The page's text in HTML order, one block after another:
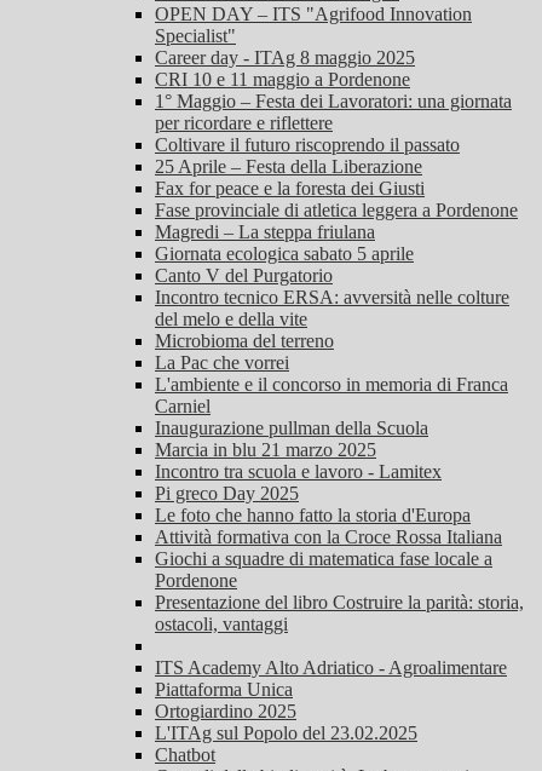
OPEN DAY – ITS "Agrifood Innovation
Specialist"
Career day - ITAg 8 maggio 2025
CRI 10 e 11 maggio a Pordenone
1° Maggio – Festa dei Lavoratori: una giornata
per ricordare e riflettere
Coltivare il futuro riscoprendo il passato
25 Aprile – Festa della Liberazione
Fax for peace e la foresta dei Giusti
Fase provinciale di atletica leggera a Pordenone
Magredi – La steppa friulana
Giornata ecologica sabato 5 aprile
Canto V del Purgatorio
Incontro tecnico ERSA: avversità nelle colture
del melo e della vite
Microbioma del terreno
La Pac che vorrei
L'ambiente e il concorso in memoria di Franca
Carniel
Inaugurazione pullman della Scuola
Marcia in blu 21 marzo 2025
Incontro tra scuola e lavoro - Lamitex
Pi greco Day 2025
Le foto che hanno fatto la storia d'Europa
Attività formativa con la Croce Rossa Italiana
Giochi a squadre di matematica fase locale a
Pordenone
Presentazione del libro Costruire la parità: storia,
ostacoli, vantaggi
ITS Academy Alto Adriatico - Agroalimentare
Piattaforma Unica
Ortogiardino 2025
L'ITAg sul Popolo del 23.02.2025
Chatbot